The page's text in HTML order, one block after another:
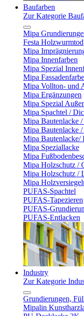
Baufarben
Zur Kategorie
Mipa
Festa Holzwurmtod
Mipa
Mipa Innenfarben
Mipa Spezial
Mipa
Mipa Vollton- und
Mipa Ergänzungen
Mipa Spezial
Mipa Spachtel /
Mipa Bautenlacke
Mipa Bautenlacke
Mipa Bautenlacke/
Mipa Speziallacke
Mipa
Mipa Holzschutz /
Mipa Holzschutz /
Mipa
PUFAS-Spachtel
PUFAS-Tapezieren
PUFAS-
PUFAS-Entlacken
Industry
Zur Kategorie
Grundierungen,
Mipalin